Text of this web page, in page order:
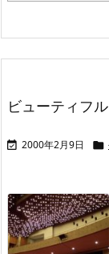
ビューティフ
 2000年2月9日 